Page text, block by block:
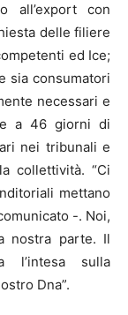
all’export con
delle filiere
ed Ice;
sia consumatori
necessari e
a 46 giorni di
nei tribunali e
collettività. “Ci
mettano
-. Noi,
nostra parte. Il
l’intesa sulla
Dna”.